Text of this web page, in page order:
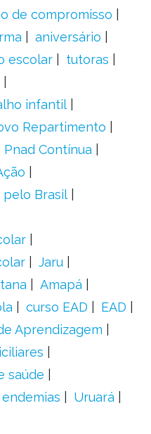
de compromisso
aniversário
escolar
tutoras
infantil
Repartimento
Pnad Contínua
pelo Brasil
Jaru
Amapá
curso EAD
EAD
Aprendizagem
saúde
Uruará